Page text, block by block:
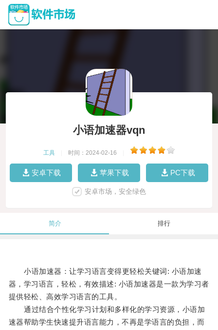
小语加速器vqn
工具 时间：2024-02-16
安卓下载 苹果下载 PC下载
安卓市场，安全绿色
简介 排行
小语加速器：让学习语言变得更轻松关键词: 小语加速
器，学习语言，轻松，有效描述: 小语加速器是一款为学习者
提供轻松、高效学习语言的工具。
通过结合个性化学习计划和多样化的学习资源，小语加
速器帮助学生快速提升语言能力，不再是学语言的负担，而